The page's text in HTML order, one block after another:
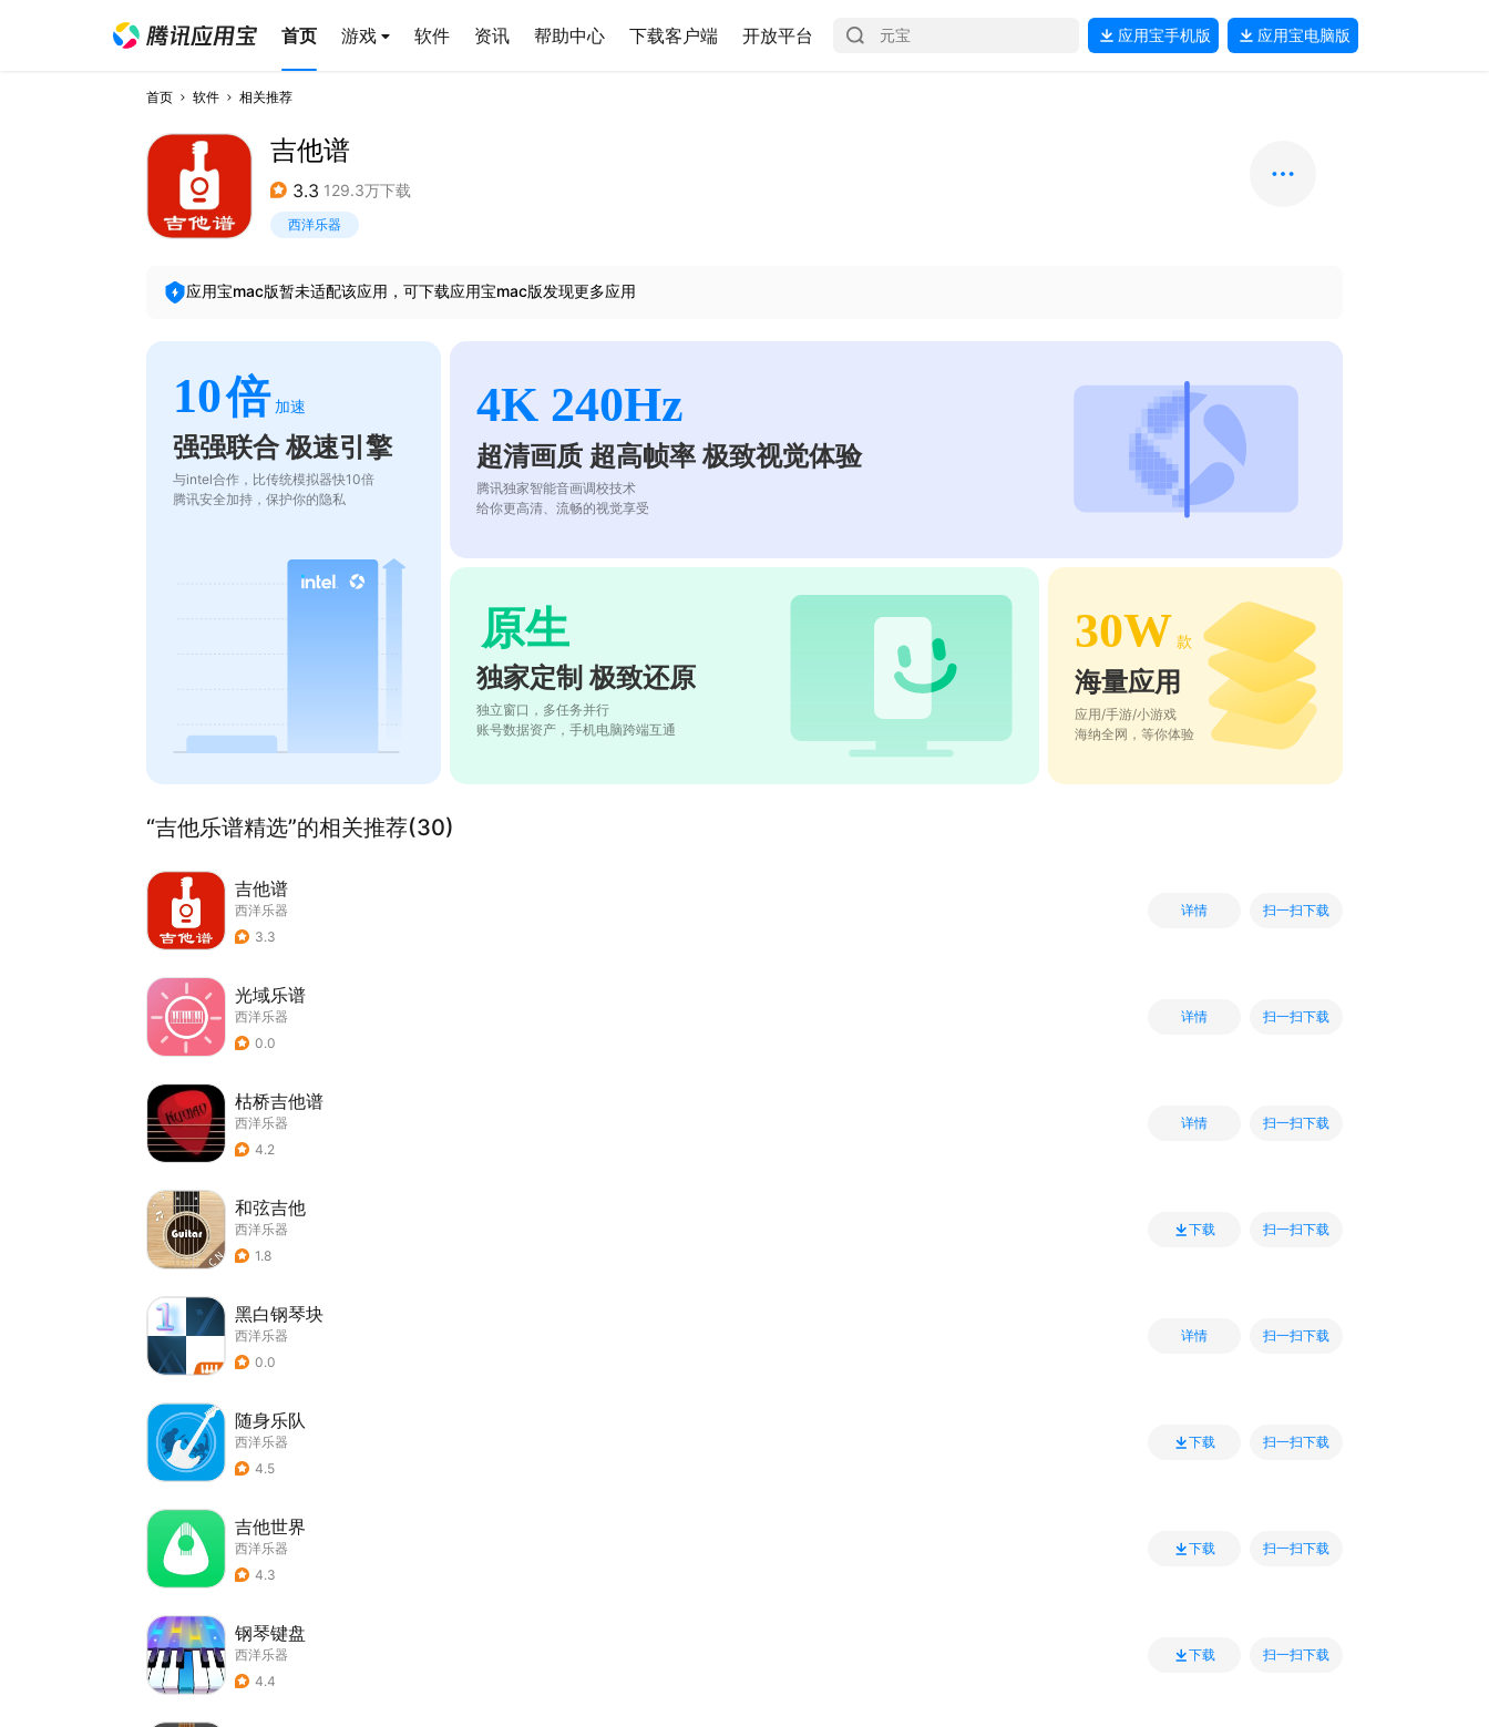
首页 游戏 软件 资讯 帮助中心 下载客户端 开放平台 应用宝手机版 应用宝电脑版
首页 软件 相关推荐
吉他谱
3.3 129.3万下载
西洋乐器
应用宝mac版暂未适配该应用，可下载应用宝mac版发现更多应用
10倍 加速
强强联合 极速引擎
与intel合作，比传统模拟器快10倍
腾讯安全加持，保护你的隐私
4K 240Hz
超清画质 超高帧率 极致视觉体验
腾讯独家智能音画调校技术
给你更高清、流畅的视觉享受
原生
独家定制 极致还原
独立窗口，多任务并行
账号数据资产，手机电脑跨端互通
30W 款
海量应用
应用/手游/小游戏
海纳全网，等你体验
“吉他乐谱精选”的相关推荐(30)
吉他谱
西洋乐器
3.3
详情 扫一扫下载
光域乐谱
西洋乐器
0.0
详情 扫一扫下载
枯桥吉他谱
西洋乐器
4.2
详情 扫一扫下载
和弦吉他
西洋乐器
1.8
下载 扫一扫下载
黑白钢琴块
西洋乐器
0.0
详情 扫一扫下载
随身乐队
西洋乐器
4.5
下载 扫一扫下载
吉他世界
西洋乐器
4.3
下载 扫一扫下载
钢琴键盘
西洋乐器
4.4
下载 扫一扫下载